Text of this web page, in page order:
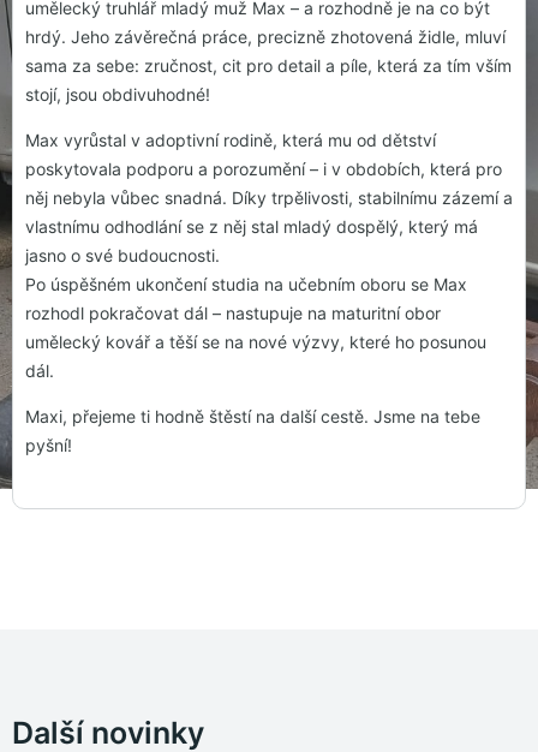
umělecký truhlář mladý muž Max – a rozhodně je na co být
hrdý. Jeho závěrečná práce, precizně zhotovená židle, mluví
sama za sebe: zručnost, cit pro detail a píle, která za tím vším
stojí, jsou obdivuhodné!
Max vyrůstal v adoptivní rodině, která mu od dětství
poskytovala podporu a porozumění – i v obdobích, která pro
něj nebyla vůbec snadná. Díky trpělivosti, stabilnímu zázemí a
vlastnímu odhodlání se z něj stal mladý dospělý, který má
jasno o své budoucnosti.
Po úspěšném ukončení studia na učebním oboru se Max
rozhodl pokračovat dál – nastupuje na maturitní obor
umělecký kovář a těší se na nové výzvy, které ho posunou
dál.
Maxi, přejeme ti hodně štěstí na další cestě. Jsme na tebe
pyšní!
Další novinky